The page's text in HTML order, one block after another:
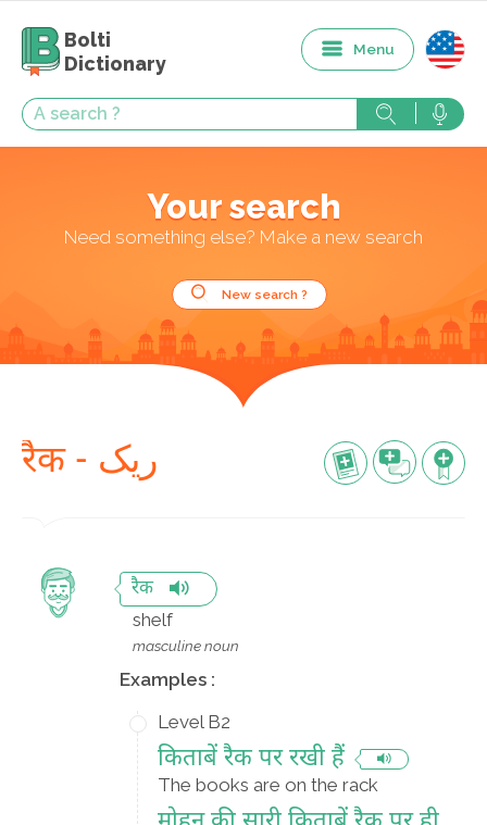
Bolti
Dictionary
Menu
Your search
Need something else? Make a new search
New search ?
रैक - ریک
रैक
shelf
masculine noun
Examples :
Level B2
किताबें रैक पर रखी हैं
The books are on the rack